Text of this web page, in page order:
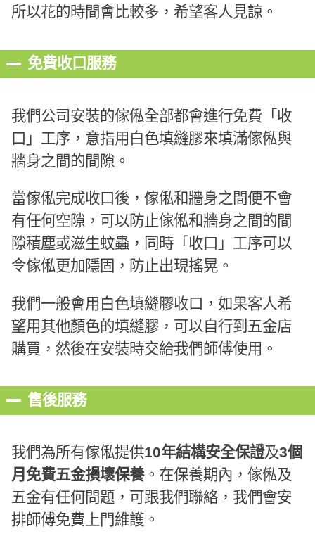
所以花的時間會比較多，希望客人見諒。
免費收口服務
我們公司安裝的傢俬全部都會進行免費「收
口」工序，意指用白色填縫膠來填滿傢俬與
牆身之間的間隙。
當傢俬完成收口後，傢俬和牆身之間便不會
有任何空隙，可以防止傢俬和牆身之間的間
隙積塵或滋生蚊蟲，同時「收口」工序可以
令傢俬更加隱固，防止出現搖晃。
我們一般會用白色填縫膠收口，如果客人希
望用其他顏色的填縫膠，可以自行到五金店
購買，然後在安裝時交給我們師傅使用。
售後服務
我們為所有傢俬提供10年結構安全保證及3個
月免費五金損壞保養。在保養期內，傢俬及
五金有任何問題，可跟我們聯絡，我們會安
排師傅免費上門維護。